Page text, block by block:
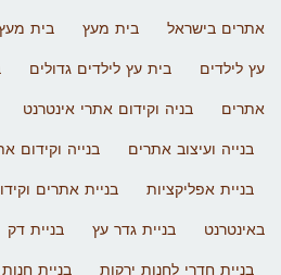
אתרים בישראל
בית מעץ בית
עץ לילדים
בית עץ לילדים גדולים
אתרים
בניה וקידום אתרי אינטרנט
בנייה ועיצוב אתרים
בנייה וקידום
בניית אפליקציות
בניית אתרים
באינטרנט
בניית גדר עץ בניית דק
בניית חדרי לחנות ירקות
בניית